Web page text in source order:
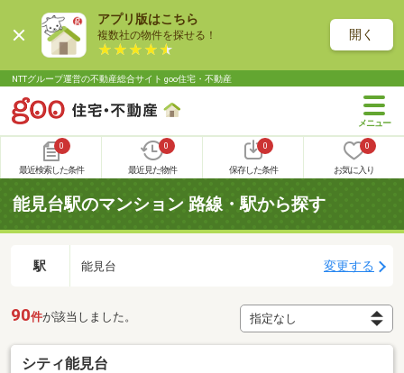
アプリ版はこちら
複数社の物件を探せる！ 開く
NTTグループ運営の不動産総合サイト goo住宅・不動産
0
最近検索した条件
0
最近見た物件
0
保存した条件
0
お気に入り
能見台駅のマンション 路線・駅から探す
駅 能見台 変更する
90件が該当しました。
シティ能見台